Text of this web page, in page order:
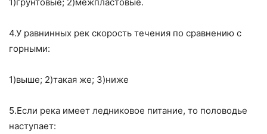
4.У равнинных рек скорость течения по сравнению с
горными:
1)выше; 2)такая же; 3)ниже
5.Если река имеет ледниковое питание, то половодье
наступает: